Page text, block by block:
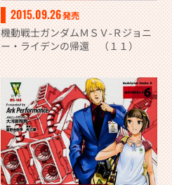
2015.09.26発売
機動戦士ガンダムＭＳＶ‐Ｒジョニ
ー・ライデンの帰還 （１１）